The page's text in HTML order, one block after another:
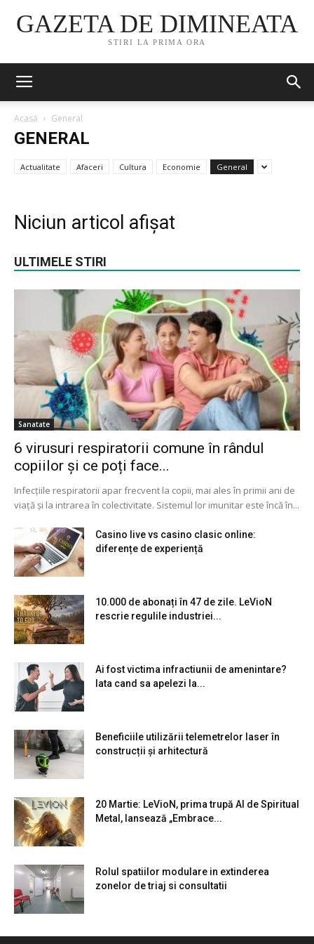
GAZETA DE DIMINEATA
STIRI LA PRIMA ORA
Acasă General
GENERAL
Actualitate Afaceri Cultura Economie General
Niciun articol afișat
ULTIMELE STIRI
Sanatate
6 virusuri respiratorii comune în rândul
copiilor și ce poți face...
Infecțiile respiratorii apar frecvent la copii, mai ales în primii ani de
viață și la intrarea în colectivitate. Sistemul lor imunitar este încă în...
Casino live vs casino clasic online:
diferențe de experiență
10.000 de abonați în 47 de zile. LeVioN
rescrie regulile industriei...
Ai fost victima infractiunii de amenintare?
Iata cand sa apelezi la...
Beneficiile utilizării telemetrelor laser în
construcții și arhitectură
20 Martie: LeVioN, prima trupă AI de Spiritual
Metal, lansează „Embrace...
Rolul spatiilor modulare in extinderea
zonelor de triaj si consultatii